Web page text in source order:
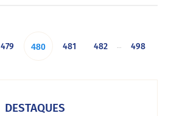
479 480 481 482 … 498
DESTAQUES